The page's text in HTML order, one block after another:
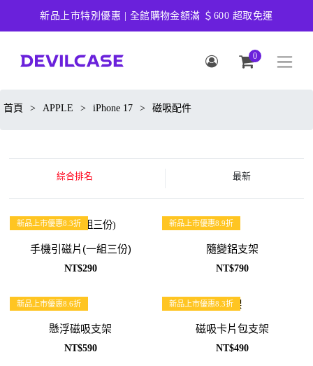
新品上市特別優惠 | 全館購物金額滿 ＄600 超取免運
0
首頁 > APPLE > iPhone 17 > 磁吸配件
綜合排名 最新
新品上市優惠8.3折
手機引磁片(一組三份)
NT$290
新品上市優惠8.9折
隨變鋁支架
NT$790
新品上市優惠8.6折
懸浮磁吸支架
NT$590
新品上市優惠8.3折
磁吸卡片包支架
NT$490